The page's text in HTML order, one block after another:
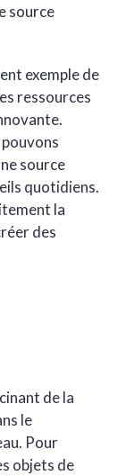
source
exemple de
ressources
pouvons
source
quotidiens.
la
des
de la
le
Pour
objets de